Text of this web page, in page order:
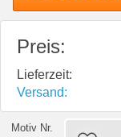
Preis:
Lieferzeit:
Versand:
Motiv Nr.